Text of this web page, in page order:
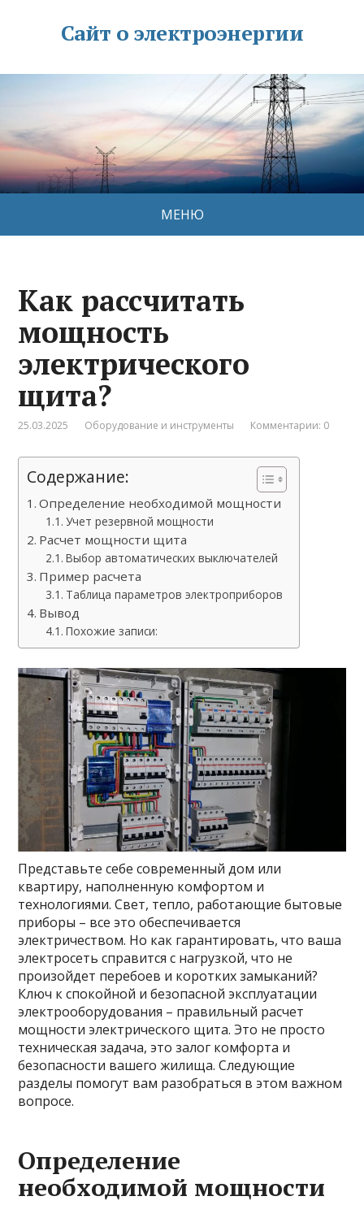
Сайт о электроэнергии
МЕНЮ
Как рассчитать
мощность
электрического
щита?
25.03.2025 Оборудование и инструменты Комментарии: 0
Содержание:
Определение необходимой мощности
Учет резервной мощности
Расчет мощности щита
Выбор автоматических выключателей
Пример расчета
Таблица параметров электроприборов
Вывод
Похожие записи:
Представьте себе современный дом или
квартиру, наполненную комфортом и
технологиями. Свет, тепло, работающие бытовые
приборы – все это обеспечивается
электричеством. Но как гарантировать, что ваша
электросеть справится с нагрузкой, что не
произойдет перебоев и коротких замыканий?
Ключ к спокойной и безопасной эксплуатации
электрооборудования – правильный расчет
мощности электрического щита. Это не просто
техническая задача, это залог комфорта и
безопасности вашего жилища. Следующие
разделы помогут вам разобраться в этом важном
вопросе.
Определение
необходимой мощности